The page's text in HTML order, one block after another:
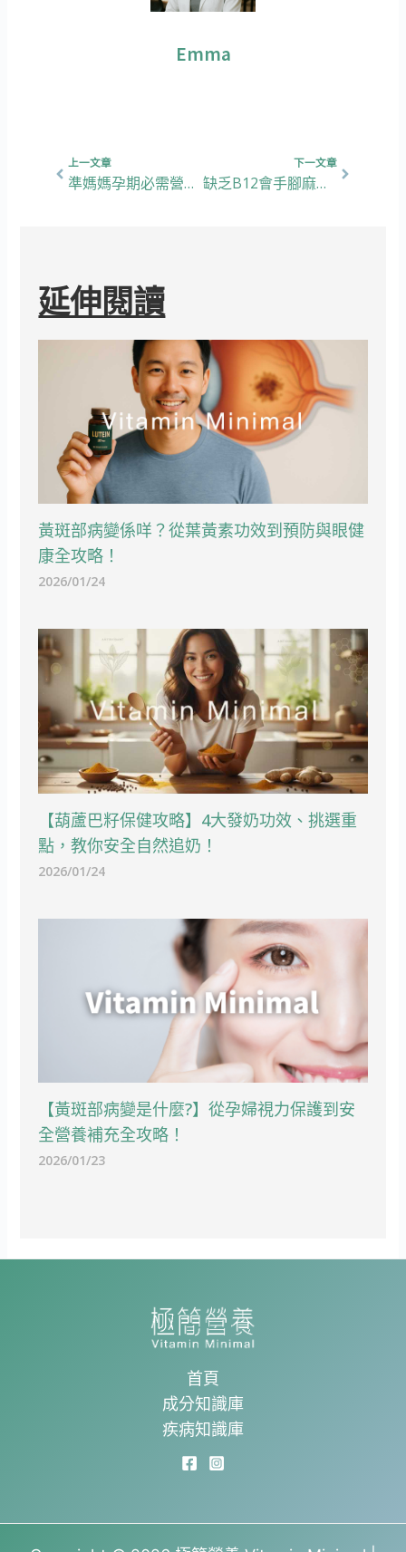
Emma
上一文章
準媽媽孕期必需營養+5款孕婦綜合維他命大比拼
下一文章
缺乏B12會手腳麻痺、容易頭暈，小心神經系統出問題！【實測五款人氣B12】
延伸閱讀
黃斑部病變係咩？從葉黃素功效到預防與眼健
康全攻略！
2026/01/24
【葫蘆巴籽保健攻略】4大發奶功效、挑選重
點，教你安全自然追奶！
2026/01/24
【黃斑部病變是什麼?】從孕婦視力保護到安
全營養補充全攻略！
2026/01/23
首頁
成分知識庫
疾病知識庫